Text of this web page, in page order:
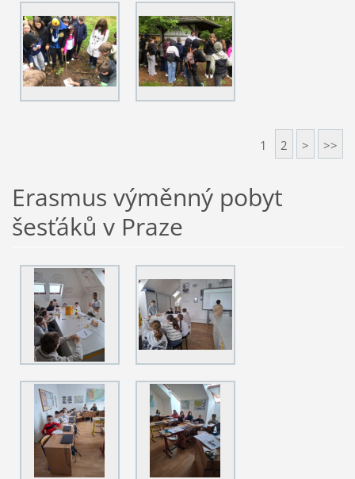
1 2 > >>
Erasmus výměnný pobyt
šesťáků v Praze